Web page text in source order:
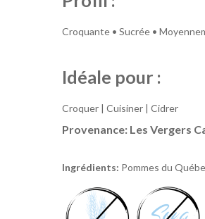
Croquante • Sucrée •
Idéale pour :
Croquer | Cuisiner | Cidrer
Provenance: Les Vergers
Ingrédients: Pommes du